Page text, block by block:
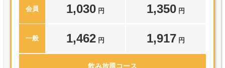
会員 1,030 円 1,350 円
一般 1,462 円 1,917 円
飲み放題コース